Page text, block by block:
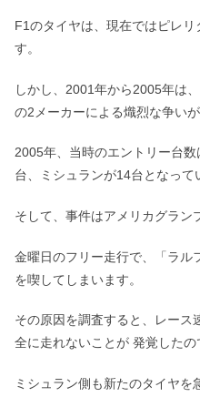
F1のタイヤは、現在ではピレ
す。
しかし、2001年から2005年は
の2メーカーによる熾烈な争い
2005年、当時のエントリー台
台、ミシュランが14台となって
そして、事件はアメリカグラン
金曜日のフリー走行で、「ラル
を喫してしまいます。
その原因を調査すると、レース
全に走れないことが 発覚したの
ミシュラン側も新たのタイヤを